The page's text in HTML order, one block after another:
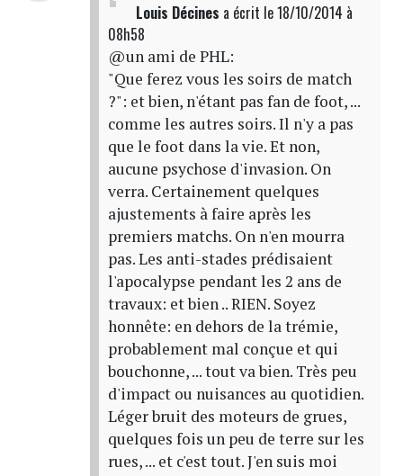
Louis Décines a écrit le 18/10/2014 à
08h58
@un ami de PHL:
"Que ferez vous les soirs de match
?": et bien, n'étant pas fan de foot, ...
comme les autres soirs. Il n'y a pas
que le foot dans la vie. Et non,
aucune psychose d'invasion. On
verra. Certainement quelques
ajustements à faire après les
premiers matchs. On n'en mourra
pas. Les anti-stades prédisaient
l'apocalypse pendant les 2 ans de
travaux: et bien .. RIEN. Soyez
honnête: en dehors de la trémie,
probablement mal conçue et qui
bouchonne, ... tout va bien. Très peu
d'impact ou nuisances au quotidien.
Léger bruit des moteurs de grues,
quelques fois un peu de terre sur les
rues, ... et c'est tout. J'en suis moi